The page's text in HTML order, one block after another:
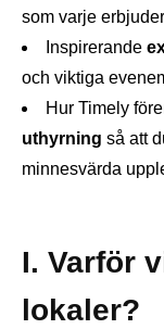
som varje erbjuder
Inspirerande
och viktiga
Hur Timely
uthyrning så att
minnesvärda
I. Varför
lokaler?